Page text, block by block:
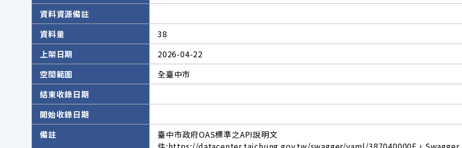
資料資源備註
資料量
38
上架日期
2026-04-22
空間範圍
全臺中市
結束收錄日期
開始收錄日期
備註
臺中市政府OAS標準之API說明文